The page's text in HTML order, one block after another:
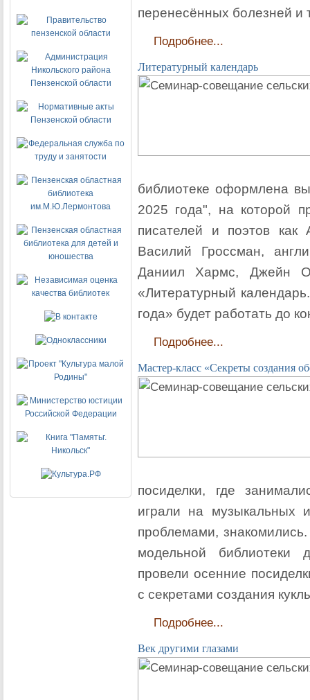
перенесённых болезней и
Подробнее...
Литературный календарь
библиотеке оформлена
2025 года", на которой
писателей и поэтов
Василий Гроссман,
Даниил Хармс, Джейн
«Литературный
года» будет работать до
Подробнее...
Мастер-класс «Секреты создания
посиделки, где
играли на музыкальных
проблемами,
модельной библиотеки
провели осенние
с секретами создания
Подробнее...
Век другими глазами